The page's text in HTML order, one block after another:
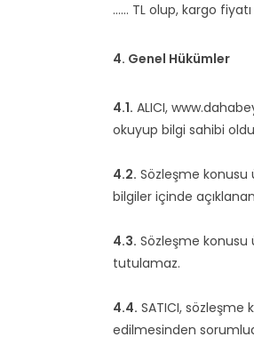
...... TL olup, kargo
4. Genel Hükümler
4.1. ALICI,
okuyup bilgi sahibi
4.2. Sözleşme konusu
bilgiler içinde
4.3. Sözleşme konusu
tutulamaz.
4.4. SATICI,
edilmesinden